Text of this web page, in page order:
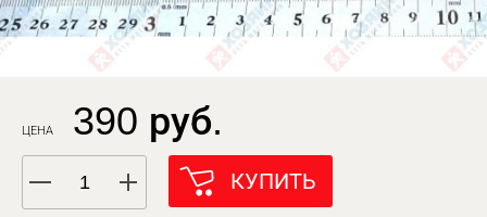
ЦЕНА 390 руб.
КУПИТЬ